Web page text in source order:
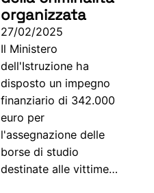
organizzata
27/02/2025
Il Ministero
dell'Istruzione ha
disposto un impegno
finanziario di 342.000
euro per
l'assegnazione delle
borse di studio
destinate alle vittime…